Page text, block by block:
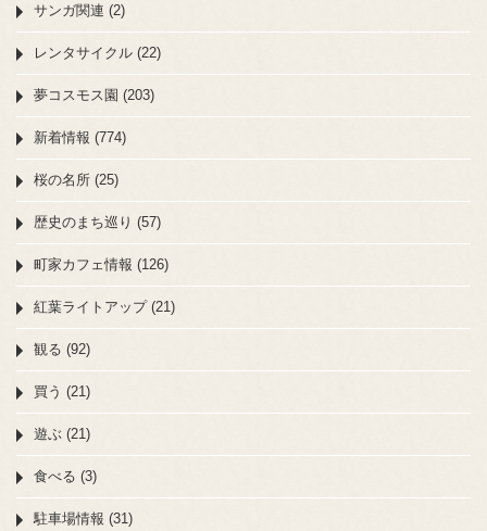
サンガ関連 (2)
レンタサイクル (22)
夢コスモス園 (203)
新着情報 (774)
桜の名所 (25)
歴史のまち巡り (57)
町家カフェ情報 (126)
紅葉ライトアップ (21)
観る (92)
買う (21)
遊ぶ (21)
食べる (3)
駐車場情報 (31)